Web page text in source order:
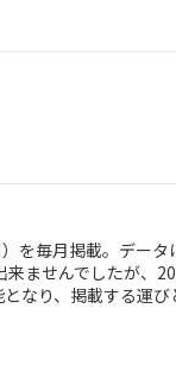
を毎月掲載。データ
ませんでしたが、
なり、掲載する運び